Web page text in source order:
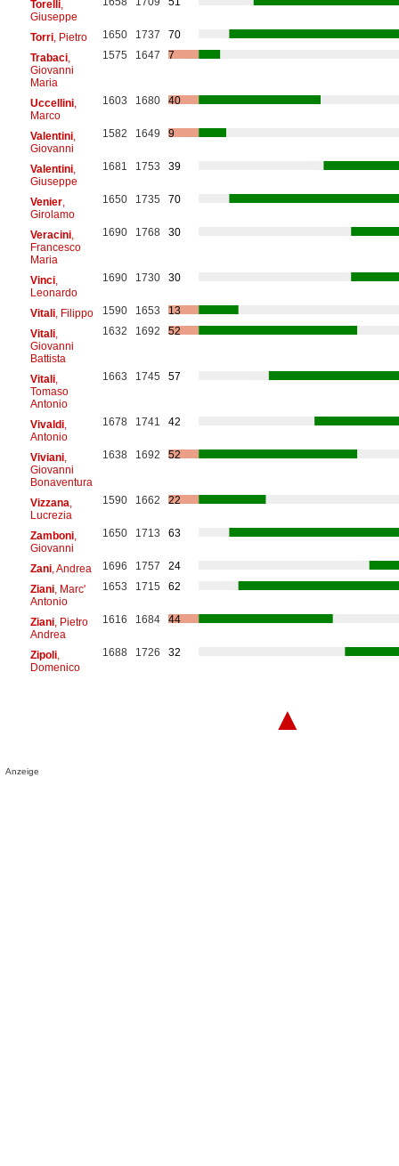
Torelli,
Giuseppe
Torri, Pietro 1650 1737
70
Trabaci,
Giovanni
Maria
1575 1647 7
Uccellini,
Marco
1603 1680 40
Valentini,
Giovanni
1582 1649 9
Valentini,
Giuseppe
1681 1753 39
Venier,
Girolamo
1650 1735 70
Veracini,
Francesco
Maria
1690 1768 30
Vinci,
Leonardo
1690 1730 30
Vitali, Filippo 1590 1653
13
Vitali,
Giovanni
Battista
1632 1692 52
Vitali,
Tomaso
Antonio
1663 1745 57
Vivaldi,
Antonio
1678 1741 42
Viviani,
Giovanni
Bonaventura
1638 1692 52
Vizzana
Lucrezia
1590 1662 22
Zamboni,
Giovanni
1650 1713 63
Zani, Andrea 1696 1757
24
Ziani, Marc'
Antonio
1653 1715 62
Ziani, Pietro
Andrea
1616 1684 44
Zipoli,
Domenico
1688 1726 32
▲
Anzeige